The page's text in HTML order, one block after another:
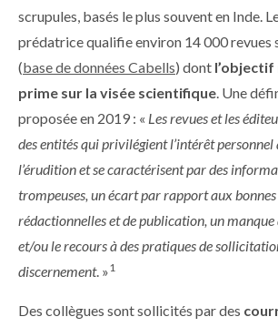
scrupules, basés le plus souvent en Inde.
prédatrice qualifie environ 14 000 revues
(base de données Cabells) dont
prime sur la visée scientifique. Une
proposée en 2019 : « Les revues et les
des entités qui privilégient l’intérêt
l’érudition et se caractérisent par des
trompeuses, un écart par rapport aux
rédactionnelles et de publication, un
et/ou le recours à des pratiques de
discernement. »1
Des collègues sont sollicités par des